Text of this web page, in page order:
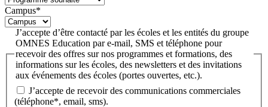
Campus*
J’accepte d’être contacté par les écoles et les entités du groupe
OMNES Education par e-mail, SMS et téléphone pour
recevoir des offres sur nos programmes et formations, des
informations sur les écoles, des newsletters et des invitations
aux événements des écoles (portes ouvertes, etc.).
J’accepte de recevoir des communications commerciales
(téléphone*, email, sms).